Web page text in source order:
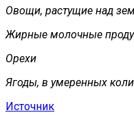
Овощи, растущие над
Жирные молочные
Орехи
Ягоды, в умеренных
Источник